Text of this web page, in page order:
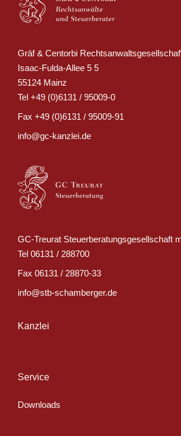
Gräf & Centorbi
Isaac-Fulda-Allee 5 5
55124 Mainz
Tel +49 (0)6131 / 95009-0
Fax +49 (0)6131 / 95009-91
info@gc-kanzlei.de
Kanzlei
GC-Treurat Steuerberatungsgesellschaft
Tel 06131 / 288700
Fax 06131 / 28870-33
info@stb-schamberger.de
Service
Downloads